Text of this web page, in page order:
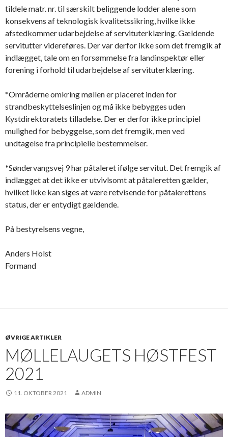
tildele matr. nr. til særskilt beliggende lodder alene som
konsekvens af teknologisk kvalitetssikring, hvilke ikke
afstedkommer udarbejdelse af servituterklæring. Gældende
servitutter videreføres. Der var derfor ikke som det fremgik af
indlægget, tale om en forsømmelse fra landinspektør eller
forening i forhold til udarbejdelse af servituterklæring.
*Områderne omkring møllen er placeret inden for
strandbeskyttelseslinjen og må ikke bebygges uden
Kystdirektoratets tilladelse. Der er derfor ikke principiel
mulighed for bebyggelse, som det fremgik, men ved
undtagelse fra principielle bestemmelser.
*Søndervangsvej 9 har påtaleret ifølge servitut. Det fremgik af
indlægget at det ikke er utvivlsomt at påtaleretten gælder,
hvilket ikke kan siges at være retvisende for påtalerettens
status, der er entydigt gældende.
På bestyrelsens vegne,
Anders Holst
Formand
ØVRIGE ARTIKLER
MØLLELAUGETS HØSTFEST
2021
11. OKTOBER 2021 ADMIN